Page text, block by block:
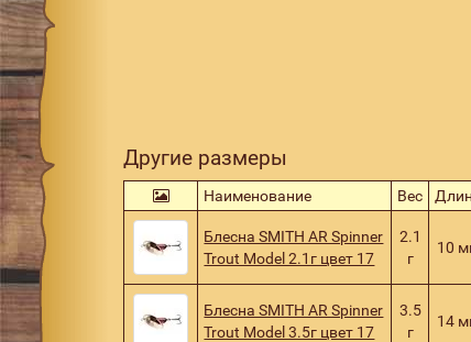
Другие размеры
Наименование Вес
Блесна SMITH AR Spinner
Trout Model 2.1г цвет 17
2.1
г
10
Блесна SMITH AR Spinner
Trout Model 3.5г цвет 17
3.5
г
14